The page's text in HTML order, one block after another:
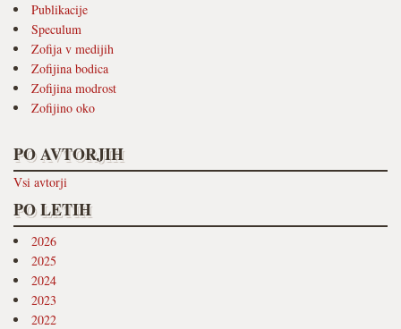
Publikacije
Speculum
Zofija v medijih
Zofijina bodica
Zofijina modrost
Zofijino oko
PO AVTORJIH
Vsi avtorji
PO LETIH
2026
2025
2024
2023
2022